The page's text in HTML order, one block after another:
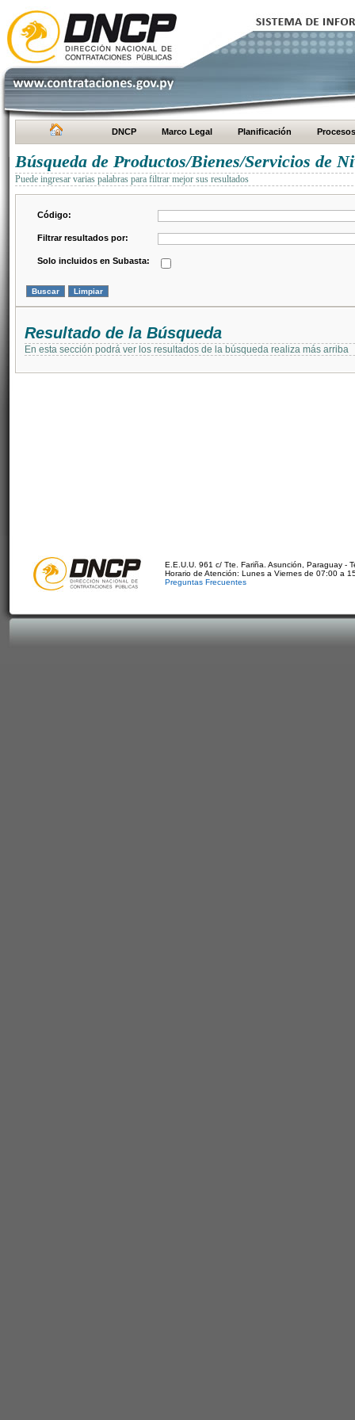
DNCP Marco Legal Planificación Procesos
Búsqueda de Productos/Bienes/Servicios de
Puede ingresar varias palabras para filtrar mejor sus resultados
Código:
Filtrar resultados por:
Solo incluidos en Subasta:
Resultado de la Búsqueda
En esta sección podrá ver los resultados de la búsqueda realiza más arriba
E.E.U.U. 961 c/ Tte. Fariña. Asunción, Paraguay -
Horario de Atención: Lunes a Viernes de 07:00 a
Preguntas Frecuentes